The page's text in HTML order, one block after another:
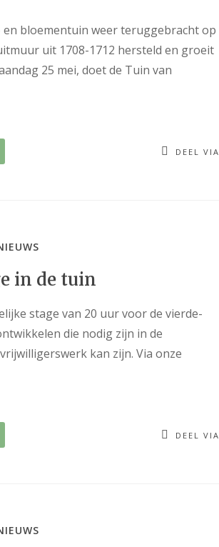
bloementuin weer teruggebracht op
uit 1708-1712 hersteld en groeit
25 mei, doet de Tuin van
DEEL VIA
in de tuin
stage van 20 uur voor de vierde-
die nodig zijn in de
kan zijn. Via onze
DEEL VIA